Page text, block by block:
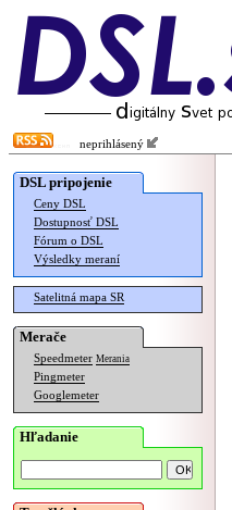
neprihlásený
DSL pripojenie
Ceny DSL
Dostupnosť DSL
Fórum o DSL
Výsledky meraní
Satelitná mapa SR
Merače
Speedmeter Merania
Pingmeter
Googlemeter
Hľadanie